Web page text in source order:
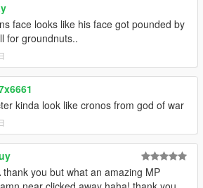
face looks like his face got pounded by
for groundnuts..
kinda look like cronos from god of war
thank you but what an amazing MP